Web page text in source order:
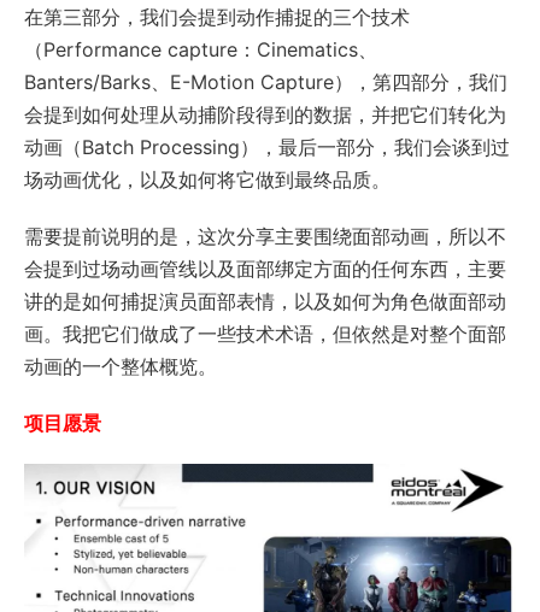
在第三部分，我们会提到动作捕捉的三个技术
（Performance capture：Cinematics、
Banters/Barks、E-Motion Capture），第四部分，我们
会提到如何处理从动捕阶段得到的数据，并把它们转化为
动画（Batch Processing），最后一部分，我们会谈到过
场动画优化，以及如何将它做到最终品质。
需要提前说明的是，这次分享主要围绕面部动画，所以不
会提到过场动画管线以及面部绑定方面的任何东西，主要
讲的是如何捕捉演员面部表情，以及如何为角色做面部动
画。我把它们做成了一些技术术语，但依然是对整个面部
动画的一个整体概览。
项目愿景